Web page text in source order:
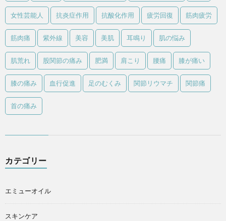
女性芸能人 抗炎症作用 抗酸化作用 疲労回復 筋肉疲労
筋肉痛 紫外線 美容 美肌 耳鳴り 肌の悩み
肌荒れ 股関節の痛み 肥満 肩こり 腰痛 膝が痛い
膝の痛み 血行促進 足のむくみ 関節リウマチ 関節痛
首の痛み
カテゴリー
エミューオイル
スキンケア